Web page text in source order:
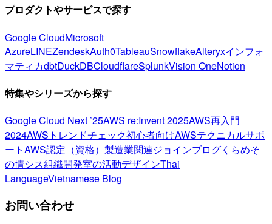
プロダクトやサービスで探す
Google CloudMicrosoft
AzureLINEZendeskAuth0TableauSnowflakeAlteryxインフォ
マティカdbtDuckDBCloudflareSplunkVision OneNotion
特集やシリーズから探す
Google Cloud Next ’25AWS re:Invent 2025AWS再入門
2024AWSトレンドチェック初心者向けAWSテクニカルサポ
ートAWS認定（資格） 製造業関連ジョインブログくらめそ
の情シス組織開発室の活動デザインThai
LanguageVietnamese Blog
お問い合わせ